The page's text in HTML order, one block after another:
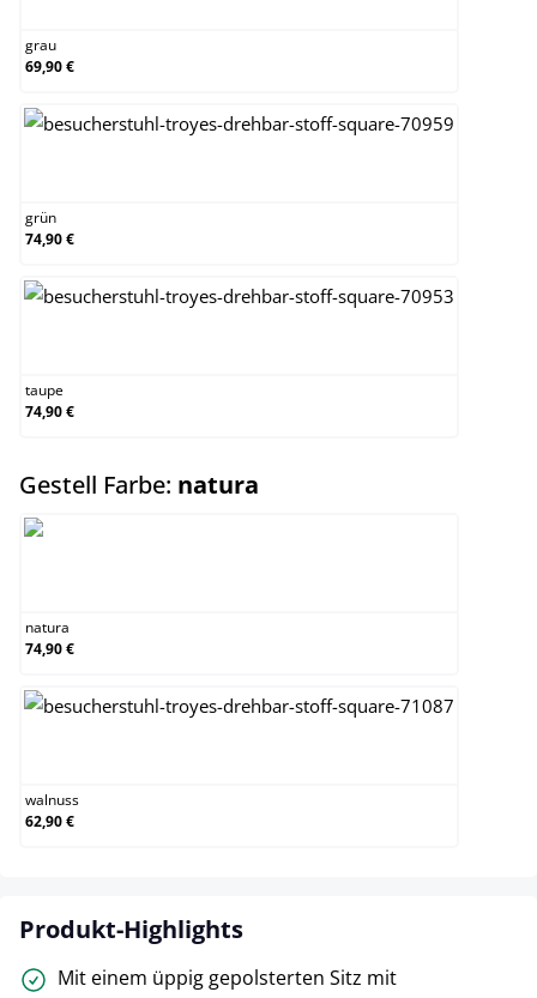
grau
69,90 €
grün
74,90 €
taupe
74,90 €
Gestell Farbe: natura
natura
74,90 €
walnuss
62,90 €
Produkt-Highlights
Mit einem üppig gepolsterten Sitz mit